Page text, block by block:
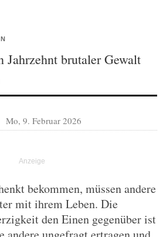
brutaler Gewalt
Mo, 9. Februar 2026
bekommen, müssen andere
mit ihrem Leben. Die
den Einen gegenüber ist